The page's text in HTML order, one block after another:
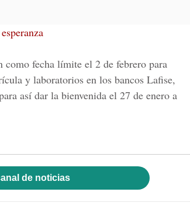
como fecha límite el 2 de febrero para
y laboratorios en los bancos Lafise,
así dar la bienvenida el 27 de enero a
de noticias